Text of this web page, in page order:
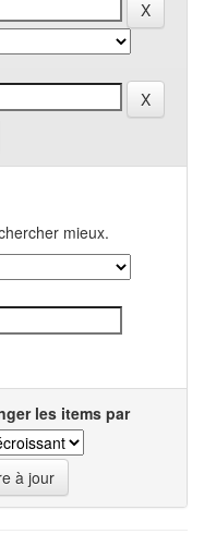
mieux.
les items par